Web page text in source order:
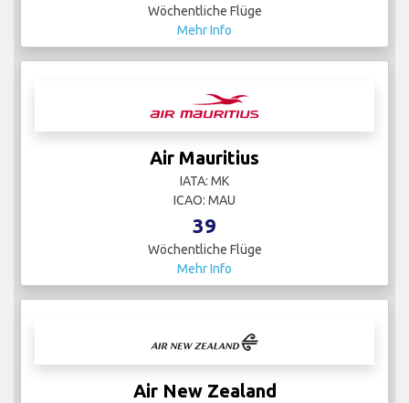
Wöchentliche Flüge
Mehr Info
Air Mauritius
IATA: MK
ICAO: MAU
39
Wöchentliche Flüge
Mehr Info
Air New Zealand